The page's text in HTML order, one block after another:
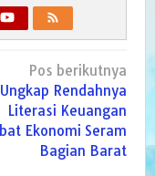
Pos berikutnya
Rendahnya
Literasi Keuangan
Ekonomi Seram
Bagian Barat